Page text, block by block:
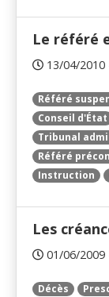
Le référé
13/04/
Référé
Conseil d'État
Tribunal
Référé
Instruction
Les
01/06/2009
Décès